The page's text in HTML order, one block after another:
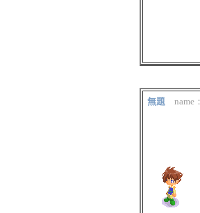
無題 name：